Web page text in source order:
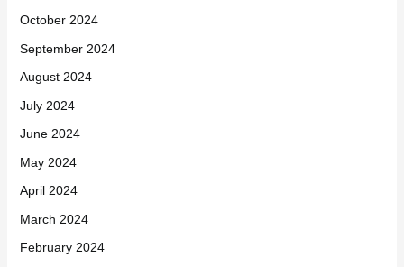
October 2024
September 2024
August 2024
July 2024
June 2024
May 2024
April 2024
March 2024
February 2024